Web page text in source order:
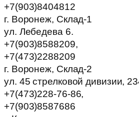
+7(903)8404812
г. Воронеж, Склад-1
ул. Лебедева 6.
+7(903)8588209,
+7(473)2288209
г. Воронеж, Склад-2
ул. 45 стрелковой дивизии,
+7(473)228-76-86,
+7(903)8587686